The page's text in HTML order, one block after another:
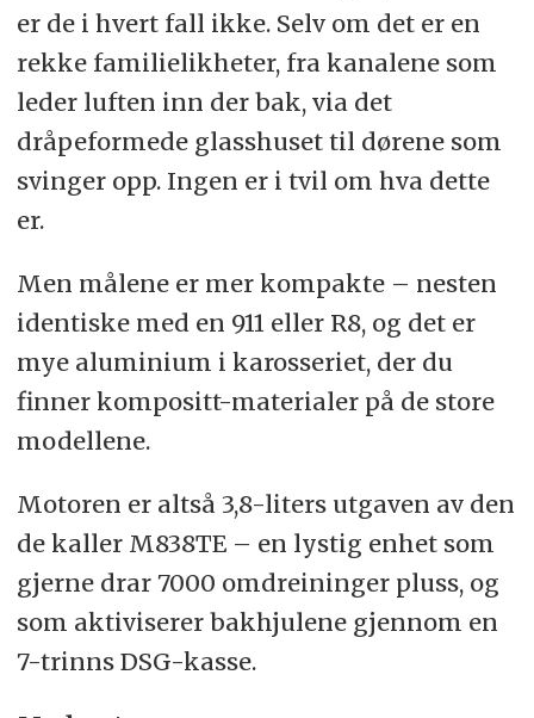
er de i hvert fall ikke. Selv om det er en
rekke familielikheter, fra kanalene som
leder luften inn der bak, via det
dråpeformede glasshuset til dørene som
svinger opp. Ingen er i tvil om hva dette
er.
Men målene er mer kompakte – nesten
identiske med en 911 eller R8, og det er
mye aluminium i karosseriet, der du
finner kompositt-materialer på de store
modellene.
Motoren er altså 3,8-liters utgaven av den
de kaller M838TE – en lystig enhet som
gjerne drar 7000 omdreininger pluss, og
som aktiviserer bakhjulene gjennom en
7-trinns DSG-kasse.